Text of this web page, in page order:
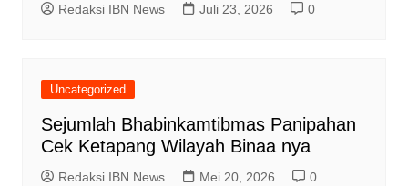
Redaksi IBN News Juli 23, 2026 0
Uncategorized
Sejumlah Bhabinkamtibmas Panipahan
Cek Ketapang Wilayah Binaa nya
Redaksi IBN News Mei 20, 2026 0